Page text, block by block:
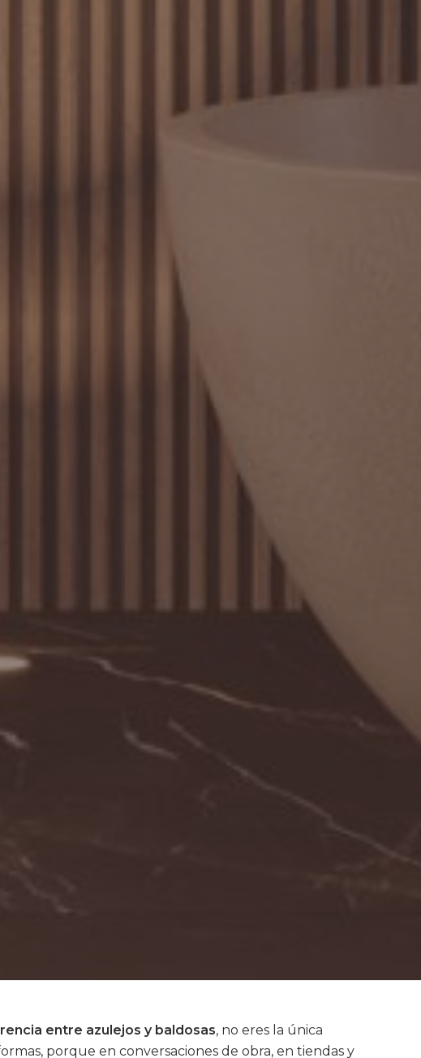
entre azulejos y baldosas, no eres la única
porque en conversaciones de obra, en tiendas y